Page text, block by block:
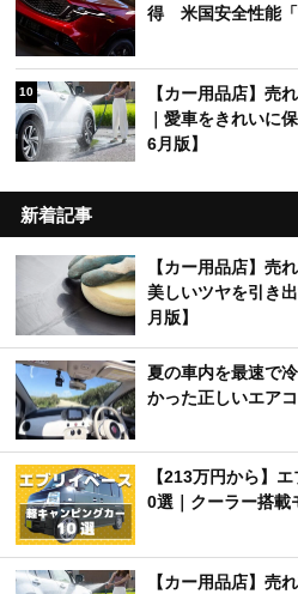
得 米国安全性能「
10
【カー用品店】売
｜愛車をきれいに
6月版】
新着記事
【カー用品店】売
美しいツヤを引き
月版】
夏の車内を最速で
かった正しいエア
【213万円から】
0選｜クーラー搭載
【カー用品店】売